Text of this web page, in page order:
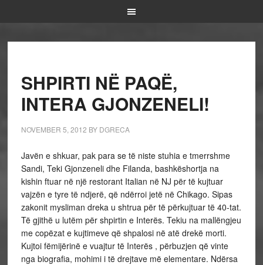
SHPIRTI NË PAQË,
INTERA GJONZENELI!
NOVEMBER 5, 2012 BY DGRECA
Javën e shkuar, pak para se të niste stuhia e tmerrshme
Sandi, Teki Gjonzeneli dhe Filanda, bashkëshortja na
kishin ftuar në një restorant Italian në NJ për të kujtuar
vajzën e tyre të ndjerë, që ndërroi jetë në Chikago. Sipas
zakonit mysliman dreka u shtrua për të përkujtuar të 40-tat.
Të gjithë u lutëm për shpirtin e Interës. Tekiu na mallëngjeu
me copëzat e kujtimeve që shpalosi në atë drekë morti.
Kujtoi fëmijërinë e vuajtur të Interës , përbuzjen që vinte
nga biografia, mohimi i të drejtave më elementare. Ndërsa